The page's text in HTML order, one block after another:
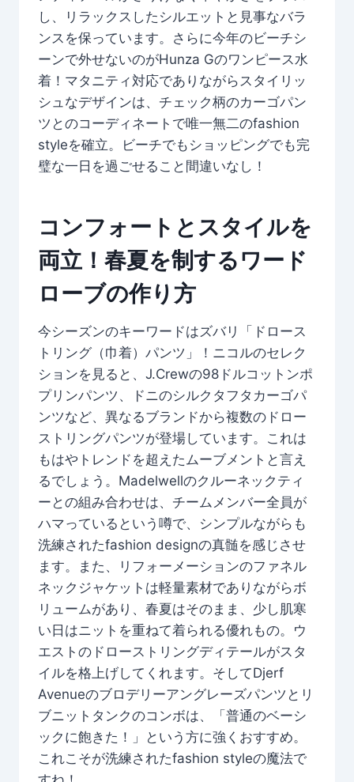
し、リラックスしたシルエットと見事なバラ
ンスを保っています。さらに今年のビーチシ
ーンで外せないのがHunza Gのワンピース水
着！マタニティ対応でありながらスタイリッ
シュなデザインは、チェック柄のカーゴパン
ツとのコーディネートで唯一無二のfashion
styleを確立。ビーチでもショッピングでも完
璧な一日を過ごせること間違いなし！
コンフォートとスタイルを
両立！春夏を制するワード
ローブの作り方
今シーズンのキーワードはズバリ「ドロース
トリング（巾着）パンツ」！ニコルのセレク
ションを見ると、J.Crewの98ドルコットンポ
プリンパンツ、ドニのシルクタフタカーゴパ
ンツなど、異なるブランドから複数のドロー
ストリングパンツが登場しています。これは
もはやトレンドを超えたムーブメントと言え
るでしょう。Madelwellのクルーネックティ
ーとの組み合わせは、チームメンバー全員が
ハマっているという噂で、シンプルながらも
洗練されたfashion designの真髄を感じさせ
ます。また、リフォーメーションのファネル
ネックジャケットは軽量素材でありながらボ
リュームがあり、春夏はそのまま、少し肌寒
い日はニットを重ねて着られる優れもの。ウ
エストのドローストリングディテールがスタ
イルを格上げしてくれます。そしてDjerf
Avenueのブロデリーアングレーズパンツとリ
ブニットタンクのコンボは、「普通のベーシ
ックに飽きた！」という方に強くおすすめ。
これこそが洗練されたfashion styleの魔法で